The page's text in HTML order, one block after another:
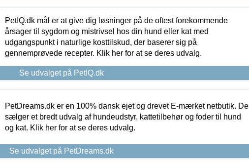
PetIQ.dk mål er at give dig løsninger på de oftest forekommende
årsager til sygdom og mistrivsel hos din hund eller kat med
udgangspunkt i naturlige kosttilskud, der baserer sig på
gennemprøvede recepter. Klik her for at se deres udvalg.
Se udvalget på PetIQ.dk
PetDreams.dk er en 100% dansk ejet og drevet E-mærket netbutik. De
sælger et bredt udvalg af hundeudstyr, kattetilbehør og foder til hund
og kat. Klik her for at se deres udvalg.
Se udvalget på PetDreams.dk